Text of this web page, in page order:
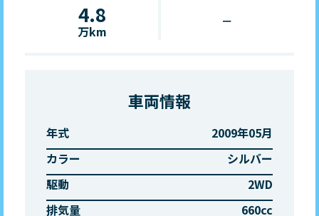
4.8
万km
－
車両情報
年式
2009年05月
カラー
シルバー
駆動
2WD
排気量
660cc